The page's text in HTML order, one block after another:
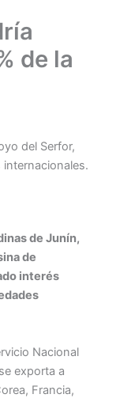
Menu
de la
del Serfor,
de Junín,
de
interés
Nacional
exporta a
Francia,